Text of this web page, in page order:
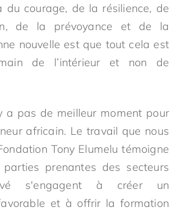
du courage, de la résilience, de
de la prévoyance et de la
nouvelle est que tout cela est
de l’intérieur et non de
a pas de meilleur moment pour
africain. Le travail que nous
Tony Elumelu témoigne
prenantes des secteurs
s'engagent à créer un
et à offrir la formation